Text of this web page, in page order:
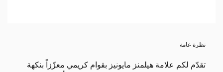
نظرة عامة
تقدّم لكم علامة هيلمنز مايونيز بقوام كريمي معزّزاً بنكهة